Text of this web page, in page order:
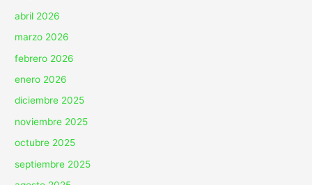
abril 2026
marzo 2026
febrero 2026
enero 2026
diciembre 2025
noviembre 2025
octubre 2025
septiembre 2025